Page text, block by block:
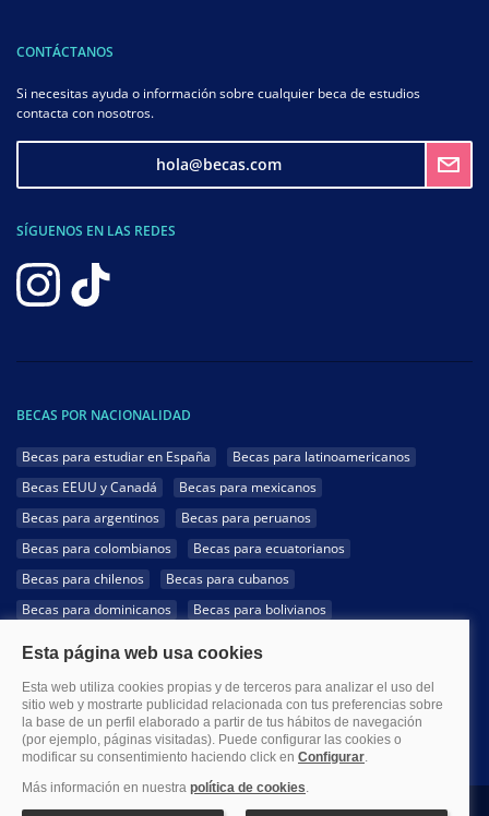
CONTÁCTANOS
Si necesitas ayuda o información sobre cualquier beca de estudios
contacta con nosotros.
hola@becas.com
SÍGUENOS EN LAS REDES
BECAS POR NACIONALIDAD
Becas para estudiar en España
Becas para latinoamericanos
Becas EEUU y Canadá
Becas para mexicanos
Becas para argentinos
Becas para peruanos
Becas para colombianos
Becas para ecuatorianos
Becas para chilenos
Becas para cubanos
Becas para dominicanos
Becas para bolivianos
Becas para hondureños
Becas para paraguayos
Becas para uruguayos
Becas para salvadoreños
1999-2026 Becas.com @Todos los derechos reservados